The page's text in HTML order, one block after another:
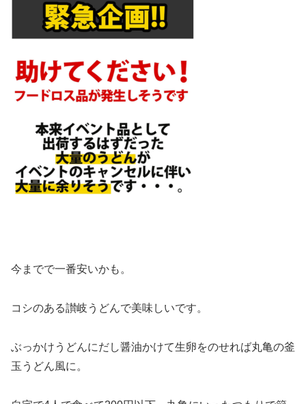
今までで一番安いかも。
コシのある讃岐うどんで美味しいです。
ぶっかけうどんにだし醤油かけて生卵をのせれば丸亀の釜
玉うどん風に。